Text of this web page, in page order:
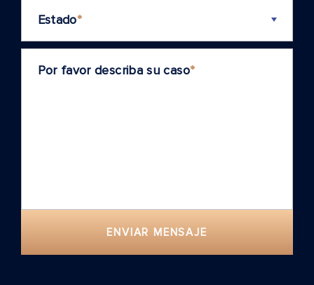
Estado*
Por favor describa su caso*
ENVIAR MENSAJE